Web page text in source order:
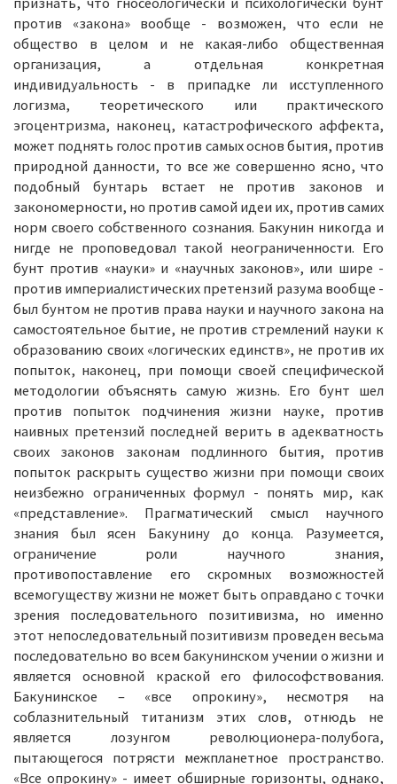
против «закона» вообще - возможен, что если не
общество в целом и не какая-либо общественная
организация, а отдельная конкретная
индивидуальность - в припадке ли исступленного
логизма, теоретического или практического
эгоцентризма, наконец, катастрофического аффекта,
может поднять голос против самых основ бытия, против
природной данности, то все же совершенно ясно, что
подобный бунтарь встает не против законов и
закономерности, но против самой идеи их, против самих
норм своего собственного сознания. Бакунин никогда и
нигде не проповедовал такой неограниченности. Его
бунт против «науки» и «научных законов», или шире -
против империалистических претензий разума вообще -
был бунтом не против права науки и научного закона на
самостоятельное бытие, не против стремлений науки к
образованию своих «логических единств», не против их
попыток, наконец, при помощи своей специфической
методологии объяснять самую жизнь. Его бунт шел
против попыток подчинения жизни науке, против
наивных претензий последней верить в адекватность
своих законов законам подлинного бытия, против
попыток раскрыть существо жизни при помощи своих
неизбежно ограниченных формул - понять мир, как
«представление». Прагматический смысл научного
знания был ясен Бакунину до конца. Разумеется,
ограничение роли научного знания,
противопоставление его скромных возможностей
всемогуществу жизни не может быть оправдано с точки
зрения последовательного позитивизма, но именно
этот непоследовательный позитивизм проведен весьма
последовательно во всем бакунинском учении о жизни и
является основной краской его философствования.
Бакунинское – «все опрокину», несмотря на
соблазнительный титанизм этих слов, отнюдь не
является лозунгом революционера-полубога,
пытающегося потрясти межпланетное пространство.
«Все опрокину» - имеет обширные горизонты, однако,